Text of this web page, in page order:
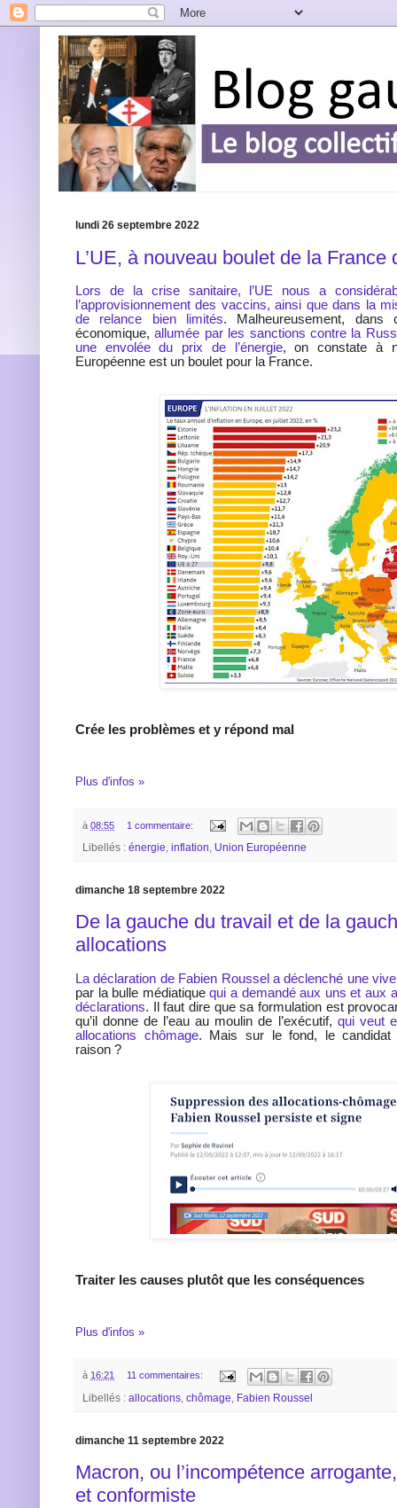
lundi 26 septembre 2022
L’UE, à nouveau boulet de la France
Lors de la crise sanitaire, l’UE nous a
l’approvisionnement des vaccins, ainsi que dans la
de relance bien limités. Malheureusement, dans
économique,allumée par les sanctions contre la
une envolée du prix de l’énergie, on constate à
Européenne est un boulet pour la France.
Crée les problèmes et y répond mal
Plus d'infos »
à 08:55 1 commentaire:
Libellés : énergie, inflation, Union Européenne
dimanche 18 septembre 2022
De la gauche du travail et de la
allocations
La déclaration de Fabien Roussel a déclenché une
par la bulle médiatiquequi a demandé aux uns et aux
déclarations. Il faut dire que sa formulation est
qu’il donne de l’eau au moulin de l’exécutif, qui veut
allocations chômage. Mais sur le fond, le candidat
raison ?
Traiter les causes plutôt que les conséquences
Plus d'infos »
à 16:21 11 commentaires:
Libellés : allocations chômage Fabien Roussel
dimanche 11 septembre 2022
Macron, ou l’incompétence
et conformiste